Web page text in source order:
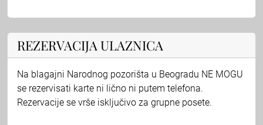
REZERVACIJA ULAZNICA
Na blagajni Narodnog pozorišta u Beogradu NE MOGU
se rezervisati karte ni lično ni putem telefona.
Rezervacije se vrše isključivo za grupne posete.